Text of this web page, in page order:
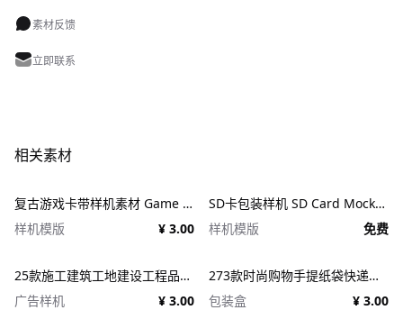
素材反馈
立即联系
相关素材
复古游戏卡带样机素材 Game Cartridge Mockup Bundle Retro
样机模版
¥ 3.00
SD卡包装样机 SD Card Mockup
样机模版
免费
25款施工建筑工地建设工程品牌VI应用设计ps样机素材展示效果图 25x Construction Mockup Bundle Vol.02
广告样机
¥ 3.00
273款时尚购物手提纸袋快递气泡塑料袋纸箱设计贴图PSD样机 Printhouse Mockups Bundle v.1
包装盒
¥ 3.00